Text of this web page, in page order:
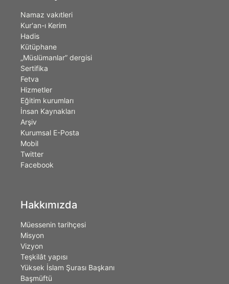
Namaz vakıtleri
Kur'an-ı Kerim
Hadis
Kütüphane
„Müslümanlar” dergisi
Sertifika
Fetva
Hizmetler
Eğitim kurumları
İnsan Kaynakları
Arşiv
Kurumsal E-Posta
Mobil
Twitter
Facebook
Hakkımızda
Müessenin tarihçesi
Misyon
Vizyon
Teşkilât yapısı
Yüksek İslam Şurası Başkanı
Başmüftü